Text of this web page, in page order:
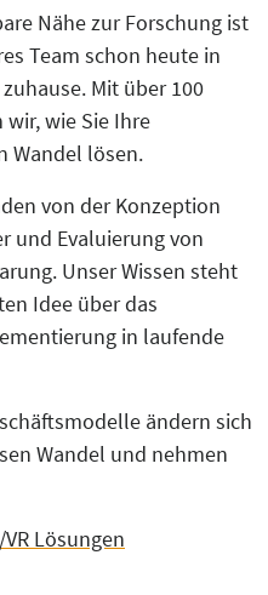
Nähe zur Forschung ist
Team schon heute in
Mit über 100
wie Sie Ihre
Wandel lösen.
von der Konzeption
und Evaluierung von
Unser Wissen steht
Idee über das
in laufende
ändern sich
Wandel und nehmen
Lösungen